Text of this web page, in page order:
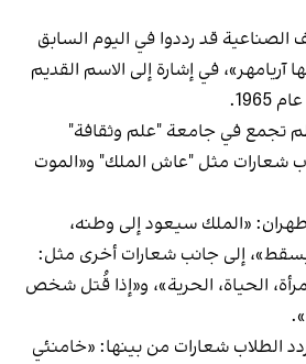
قد رددوا في اليوم السابق
في إشارة إلى الاسم القديم
تجمع في جامعة "علم وثقافة"
شعارات مثل "عاش الملك" و«الموت
«الملك سيعود إلى وطنه،
إلى جانب شعارات أخرى مثل:
الحياة، الحرية»، و«إذا قُتل شخص
الطلاب شعارات من بينها: «خامنئي